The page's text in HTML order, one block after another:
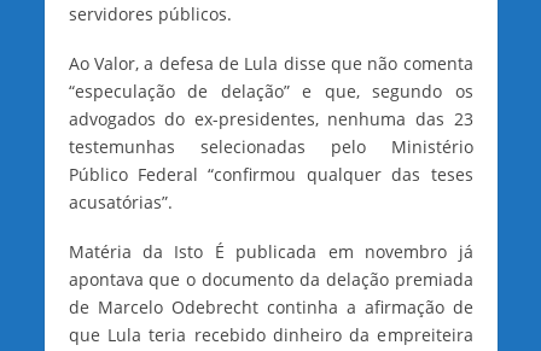
servidores públicos.
Ao Valor, a defesa de Lula disse que não comenta
“especulação de delação” e que, segundo os
advogados do ex-presidentes, nenhuma das 23
testemunhas selecionadas pelo Ministério
Público Federal “confirmou qualquer das teses
acusatórias”.
Matéria da Isto É publicada em novembro já
apontava que o documento da delação premiada
de Marcelo Odebrecht continha a afirmação de
que Lula teria recebido dinheiro da empreiteira